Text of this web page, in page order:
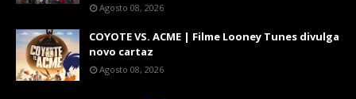
Agosto 08, 2026
COYOTE VS. ACME | Filme Looney Tunes divulga
novo cartaz
Agosto 08, 2026